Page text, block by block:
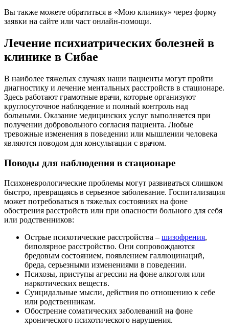
Вы также можете обратиться в «Мою клинику» через форму
заявки на сайте или част онлайн-помощи.
Лечение психиатрических болезней в
клинике в Сибае
В наиболее тяжелых случаях наши пациенты могут пройти
диагностику и лечение ментальных расстройств в стационаре.
Здесь работают грамотные врачи, которые организуют
круглосуточное наблюдение и полный контроль над
больными. Оказание медицинских услуг выполняется при
получении добровольного согласия пациента. Любые
тревожные изменения в поведении или мышлении человека
являются поводом для консультации с врачом.
Поводы для наблюдения в стационаре
Психоневрологические проблемы могут развиваться слишком
быстро, превращаясь в серьезное заболевание. Госпитализация
может потребоваться в тяжелых состояниях на фоне
обострения расстройств или при опасности больного для себя
или родственников:
Острые психотические расстройства – шизофрения,
биполярное расстройство. Они сопровождаются
бредовым состоянием, появлением галлюцинаций,
бреда, серьезными изменениями в поведении.
Психозы, приступы агрессии на фоне алкоголя или
наркотических веществ.
Суицидальные мысли, действия по отношению к себе
или родственникам.
Обострение соматических заболеваний на фоне
хронического психотического нарушения.